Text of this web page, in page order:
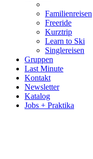
Familienreisen
Freeride
Kurztrip
Learn to Ski
Singlereisen
Gruppen
Last Minute
Kontakt
Newsletter
Katalog
Jobs + Praktika